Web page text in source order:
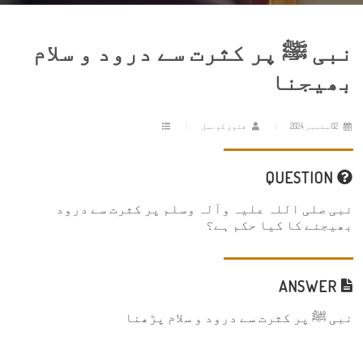
نبی ﷺ پر کثرت سے درود و سلام
بھیجنا
فتویٰ کونسل
نبی صلی اللہ علیہ وآلہ وسلم پر کثرت سے درود
بھیجنے کا کیا حکم ہے؟
نبی ﷺ پر کثرت سے درود و سلام پڑھنا